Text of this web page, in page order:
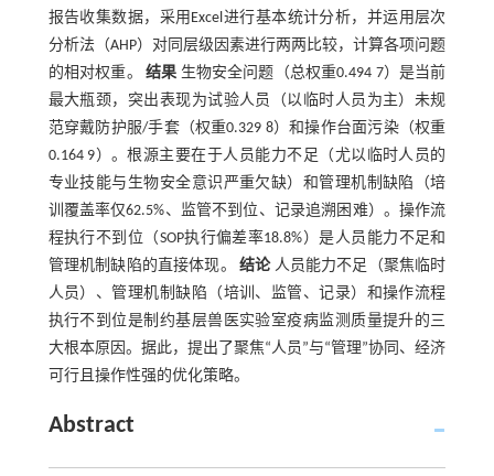
报告收集数据，采用Excel进行基本统计分析，并运用层次
分析法（AHP）对同层级因素进行两两比较，计算各项问题
的相对权重。 结果 生物安全问题（总权重0.494 7）是当前
最大瓶颈，突出表现为试验人员（以临时人员为主）未规
范穿戴防护服/手套（权重0.329 8）和操作台面污染（权重
0.164 9）。根源主要在于人员能力不足（尤以临时人员的
专业技能与生物安全意识严重欠缺）和管理机制缺陷（培
训覆盖率仅62.5%、监管不到位、记录追溯困难）。操作流
程执行不到位（SOP执行偏差率18.8%）是人员能力不足和
管理机制缺陷的直接体现。 结论人员能力不足（聚焦临时
人员）、管理机制缺陷（培训、监管、记录）和操作流程
执行不到位是制约基层兽医实验室疫病监测质量提升的三
大根本原因。据此，提出了聚焦“人员”与“管理”协同、经济
可行且操作性强的优化策略。
Abstract